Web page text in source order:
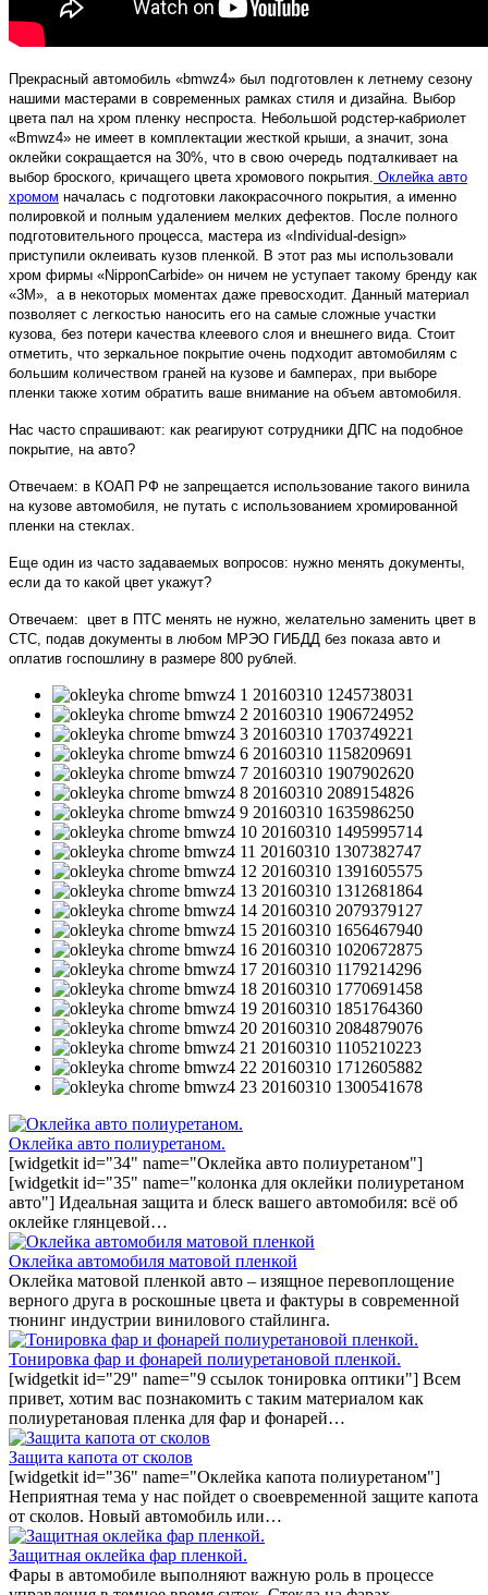
Прекрасный автомобиль «bmwz4» был подготовлен к летнему сезону
нашими мастерами в современных рамках стиля и дизайна. Выбор
цвета пал на хром пленку неспроста. Небольшой родстер-кабриолет
«Bmwz4» не имеет в комплектации жесткой крыши, а значит, зона
оклейки сокращается на 30%, что в свою очередь подталкивает на
выбор броского, кричащего цвета хромового покрытия. Оклейка авто
хромом началась с подготовки лакокрасочного покрытия, а именно
полировкой и полным удалением мелких дефектов. После полного
подготовительного процесса, мастера из «Individual-design»
приступили оклеивать кузов пленкой. В этот раз мы использовали
хром фирмы «NipponCarbide» он ничем не уступает такому бренду как
«3M», а в некоторых моментах даже превосходит. Данный материал
позволяет с легкостью наносить его на самые сложные участки
кузова, без потери качества клеевого слоя и внешнего вида. Стоит
отметить, что зеркальное покрытие очень подходит автомобилям с
большим количеством граней на кузове и бамперах, при выборе
пленки также хотим обратить ваше внимание на объем автомобиля.
Нас часто спрашивают: как реагируют сотрудники ДПС на подобное
покрытие, на авто?
Отвечаем: в КОАП РФ не запрещается использование такого винила
на кузове автомобиля, не путать с использованием хромированной
пленки на стеклах.
Еще один из часто задаваемых вопросов: нужно менять документы,
если да то какой цвет укажут?
Отвечаем: цвет в ПТС менять не нужно, желательно заменить цвет в
СТС, подав документы в любом МРЭО ГИБДД без показа авто и
оплатив госпошлину в размере 800 рублей.
Оклейка авто полиуретаном.
[widgetkit id="34" name="Оклейка авто полиуретаном"]
[widgetkit id="35" name="колонка для оклейки полиуретаном
авто"] Идеальная защита и блеск вашего автомобиля: всё об
оклейке глянцевой…
Оклейка автомобиля матовой пленкой
Оклейка матовой пленкой авто – изящное перевоплощение
верного друга в роскошные цвета и фактуры в современной
тюнинг индустрии винилового стайлинга.
Тонировка фар и фонарей полиуретановой пленкой.
[widgetkit id="29" name="9 ссылок тонировка оптики"] Всем
привет, хотим вас познакомить с таким материалом как
полиуретановая пленка для фар и фонарей…
Защита капота от сколов
[widgetkit id="36" name="Оклейка капота полиуретаном"]
Неприятная тема у нас пойдет о своевременной защите капота
от сколов. Новый автомобиль или…
Защитная оклейка фар пленкой.
Фары в автомобиле выполняют важную роль в процессе